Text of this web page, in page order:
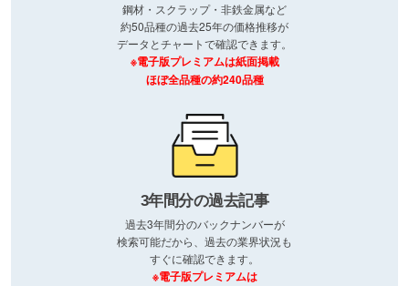
鋼材・スクラップ・非鉄金属など
約50品種の過去25年の価格推移が
データとチャートで確認できます。
※電子版プレミアムは紙面掲載
ほぼ全品種の約240品種
3年間分の過去記事
過去3年間分のバックナンバーが
検索可能だから、過去の業界状況も
すぐに確認できます。
※電子版プレミアムは